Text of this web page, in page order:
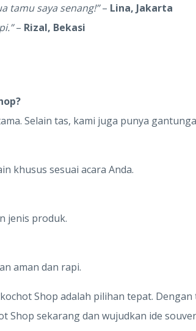
tamu saya senang!”– Lina, Jakarta
– Rizal, Bekasi
Selain tas, kami juga punya
khusus sesuai acara Anda.
jenis produk.
aman dan rapi.
Shop adalah pilihan tepat.
Shop sekarang dan wujudkan ide